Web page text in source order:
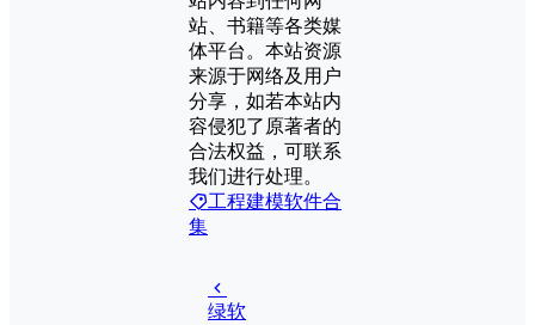
站、书籍等各类媒
体平台。本站资源
来源于网络及用户
分享，如若本站内
容侵犯了原著者的
合法权益，可联系
我们进行处理。
工程建模软件合
集
绿软